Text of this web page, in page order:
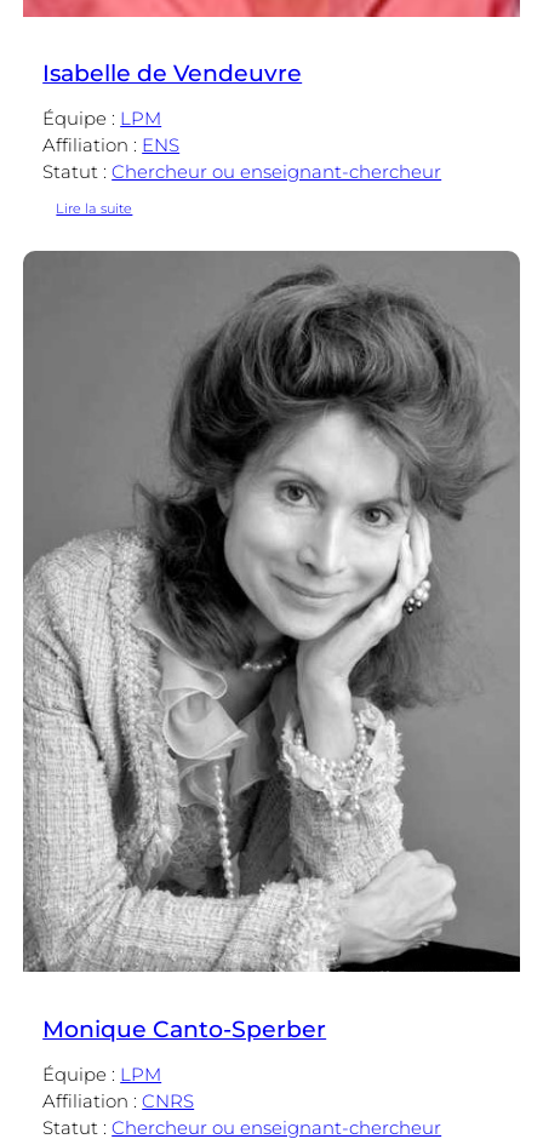
Isabelle de Vendeuvre
Équipe : LPM
Affiliation : ENS
Statut :Chercheur ou enseignant-chercheur
Lire la suite
Monique Canto-Sperber
Équipe : LPM
Affiliation :CNRS
Statut :Chercheur ou enseignant-chercheur